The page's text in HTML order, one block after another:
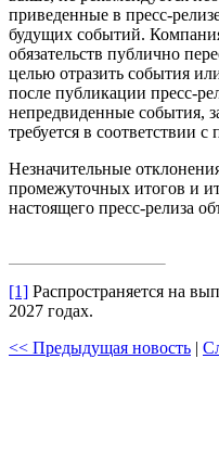
приведенные в пресс-
будущих событий.
обязательств публично
целью отразить события
после публикации пресс-
непредвиденные события,
требуется в соответствии
Незначительные
промежуточных итогов и
настоящего пресс-релиза
[1] Распространяется на
2027 годах.
<< Предыдущая новость |